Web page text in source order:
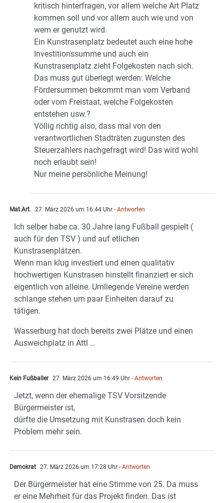
kritisch hinterfragen, vor allem welche Art Platz
kommen soll und vor allem auch wie und von
wem er genutzt wird.
Ein Kunstrasenplatz bedeutet auch eine hohe
Investitionssumme und auch ein
Kunstrasenplatz zieht Folgekosten nach sich.
Das muss gut überlegt werden: Welche
Fördersummen bekommt man vom Verband
oder vom Freistaat, welche Folgekosten
entstehen usw.?
Völlig richtig also, dass mal von den
verantwortlichen Stadträten zugunsten des
Steuerzahlers nachgefragt wird! Das wird wohl
noch erlaubt sein!
Nur meine persönliche Meinung!
Mat.Art. 27. März 2026 um 16:44 Uhr - Antworten
Ich selber habe ca. 30 Jahre lang Fußball gespielt (
auch für den TSV ) und auf etlichen
Kunstrasenplätzen.
Wenn man klug investiert und einen qualitativ
hochwertigen Kunstrasen hinstellt finanziert er sich
eigentlich von alleine. Umliegende Vereine werden
schlange stehen um paar Einheiten darauf zu
tätigen.
Wasserburg hat doch bereits zwei Plätze und einen
Ausweichplatz in Attl …
Kein Fußballer 27. März 2026 um 16:49 Uhr - Antworten
Jetzt, wenn der ehemalige TSV Vorsitzende
Bürgermeister ist,
dürfte die Umsetzung mit Kunstrasen doch kein
Problem mehr sein.
Demokrat 27. März 2026 um 17:28 Uhr - Antworten
Der Bürgermeister hat eine Stimme von 25. Da muss
er eine Mehrheit für das Projekt finden. Das ist